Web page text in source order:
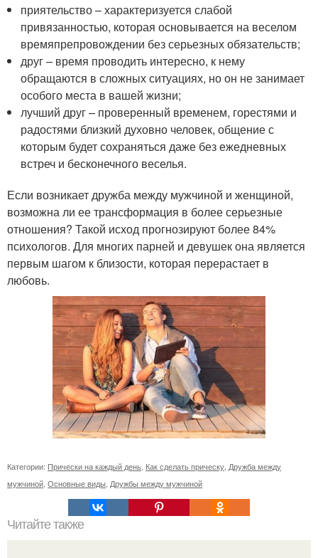
приятельство – характеризуется слабой
привязанностью, которая основывается на веселом
времяпрепровождении без серьезных обязательств;
друг – время проводить интересно, к нему
обращаются в сложных ситуациях, но он не занимает
особого места в вашей жизни;
лучший друг – проверенный временем, горестями и
радостями близкий духовно человек, общение с
которым будет сохраняться даже без ежедневных
встреч и бесконечного веселья.
Если возникает дружба между мужчиной и женщиной,
возможна ли ее трансформация в более серьезные
отношения? Такой исход прогнозируют более 84%
психологов. Для многих парней и девушек она является
первым шагом к близости, которая перерастает в
любовь.
Категории: Прически на каждый день Как сделать прическу Дружба между
мужчиной Основные виды Дружбы между мужчиной
Читайте также